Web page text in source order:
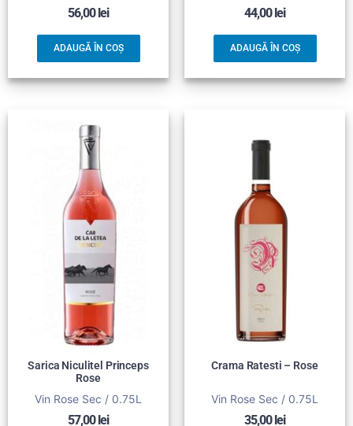
56,00 lei
ADAUGĂ ÎN COȘ
44,00 lei
ADAUGĂ ÎN COȘ
Sarica Niculitel Princeps
Rose
Vin Rose Sec / 0.75L
57,00lei
Crama Ratesti – Rose
Vin Rose Sec / 0.75L
35,00lei